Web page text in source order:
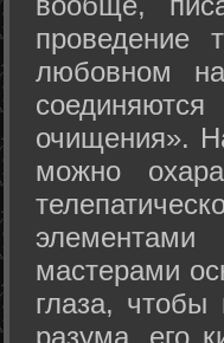
проведение
любовном
очищения».
можно
мастерами
глаза, чтобы
разума, его